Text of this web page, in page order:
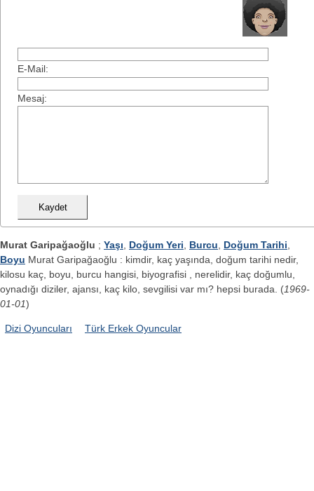
E-Mail:
Mesaj:
Murat Garipağaoğlu ; Yaşı Doğum Yeri Burcu Doğum Tarihi
Boyu Murat Garipağaoğlu : kimdir, kaç yaşında, doğum tarihi nedir,
kilosu kaç, boyu, burcu hangisi, biyografisi , nerelidir, kaç doğumlu,
oynadığı diziler, ajansı, kaç kilo, sevgilisi var mı? hepsi burada. (1969-
01-01)
Dizi Oyuncuları Türk Erkek Oyuncular